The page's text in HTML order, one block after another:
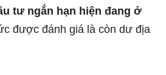
tư ngắn hạn hiện đang ở
được đánh giá là còn dư địa